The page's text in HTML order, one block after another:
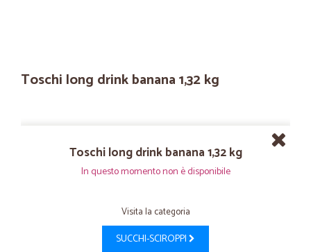
Toschi long drink banana 1,32 kg
Toschi long drink banana 1,32 kg
In questo momento non è disponibile
Visita la categoria
SUCCHI-SCIROPPI